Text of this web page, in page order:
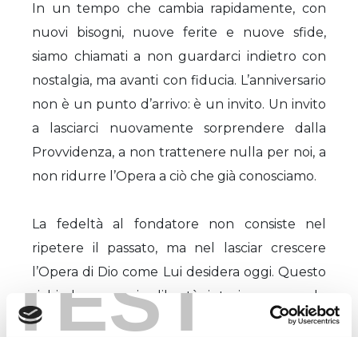
TEST
In un tempo che cambia rapidamente, con
nuovi bisogni, nuove ferite e nuove sfide,
siamo chiamati a non guardarci indietro con
nostalgia, ma avanti con fiducia. L’anniversario
non è un punto d’arrivo: è un invito. Un invito
a lasciarci nuovamente sorprendere dalla
Provvidenza, a non trattenere nulla per noi, a
non ridurre l’Opera a ciò che già conosciamo.
La fedeltà al fondatore non consiste nel
ripetere il passato, ma nel lasciar crescere
l’Opera di Dio come Lui desidera oggi. Questo
richiede coraggio, libertà interiore, sguardo
spirituale: richiede di credere che Dio